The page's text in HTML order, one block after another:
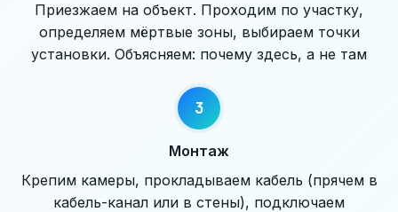
Приезжаем на объект. Проходим по участку,
определяем мёртвые зоны, выбираем точки
установки. Объясняем: почему здесь, а не там
Монтаж
Крепим камеры, прокладываем кабель (прячем в
кабель-канал или в стены), подключаем